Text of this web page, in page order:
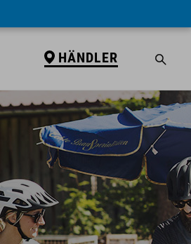
HÄNDLER